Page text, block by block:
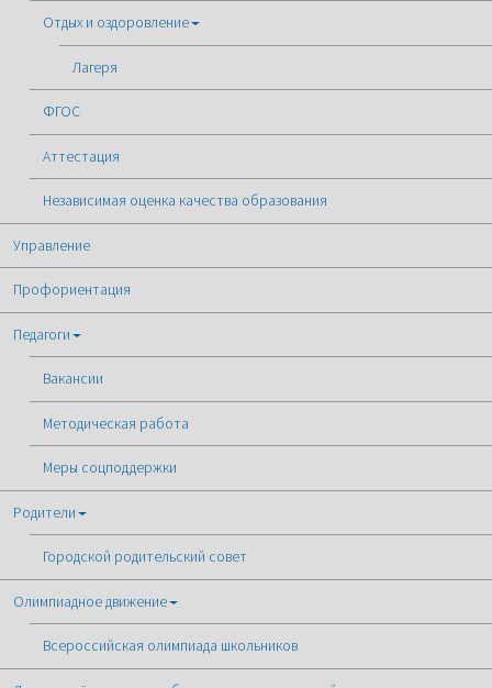
Отдых и оздоровление
Лагеря
ФГОС
Аттестация
Независимая оценка качества образования
Управление
Профориентация
Педагоги
Вакансии
Методическая работа
Меры соцподдержки
Родители
Городской родительский совет
Олимпиадное движение
Всероссийская олимпиада школьников